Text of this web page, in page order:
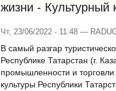
жизни - Культурный
Чт, 23/06/2022 - 11:48 —
В самый разгар
Республике Татарстан (г.
промышленности и
культуры Республики